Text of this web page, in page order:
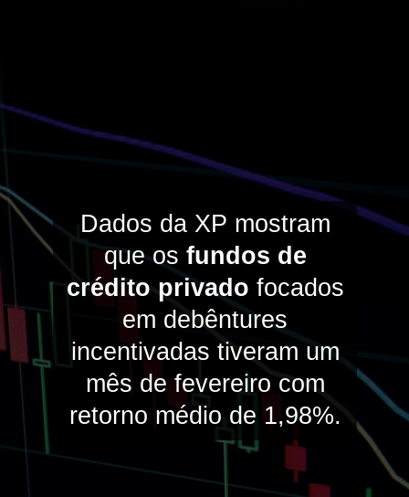
Dados da XP mostram
que os fundos de
crédito privado focados
em debêntures
incentivadas tiveram um
mês de fevereiro com
retorno médio de 1,98%.